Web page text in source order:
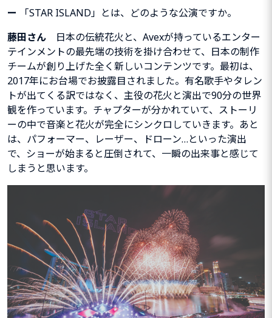
ー
「STAR ISLAND」 とは、どのような公演ですか。
藤田さん 日本の伝統花火と、 Avexが持っているエンター
テインメントの最先端の技術を掛け合わせて、日本の制作
チームが創り上げた全く新しいコンテンツです。最初は、
2017年にお台場でお披露目されました。有名歌手やタレン
トが出てくる訳ではなく、主役の花火と演出で90分の世界
観を作っています。チャプターが分かれていて、ストーリ
ーの中で音楽と花火が完全にシンクロしていきます。あと
は、パフォーマー、レーザー、ドローン…といった演出
で、ショーが始まると圧倒されて、一瞬の出来事と感じて
しまうと思います。